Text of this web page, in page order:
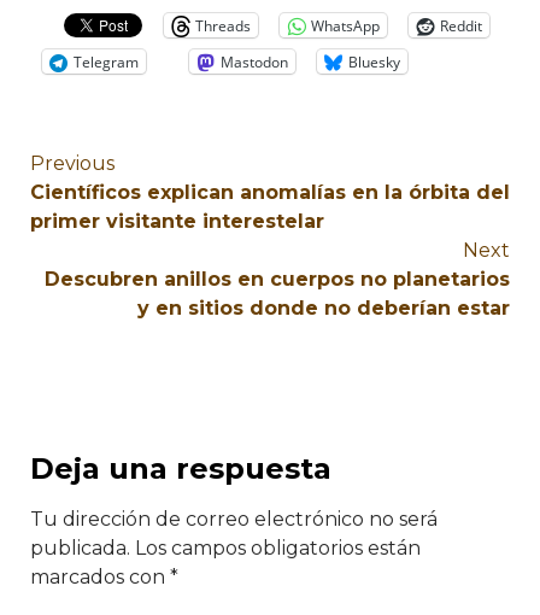
Threads WhatsApp
Reddit
Telegram
Mastodon Bluesky
Previous
Científicos explican anomalías en la órbita del
primer visitante interestelar
Next
Descubren anillos en cuerpos no planetarios
y en sitios donde no deberían estar
Deja una respuesta
Tu dirección de correo electrónico no será
publicada. Los campos obligatorios están
marcados con *